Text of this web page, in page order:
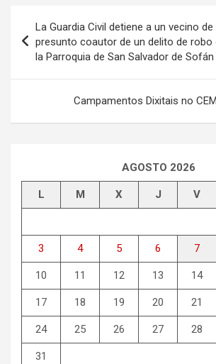
de
entradas
La Guardia Civil detiene a un vecino
presunto coautor de un delito de robo
la Parroquia de San Salvador de Sofán
Campamentos Dixitais no
AGOSTO 2026
L M X J V
3 4 5 6 7
10 11 12 13 14
17 18 19 20 21
24 25 26 27 28
31